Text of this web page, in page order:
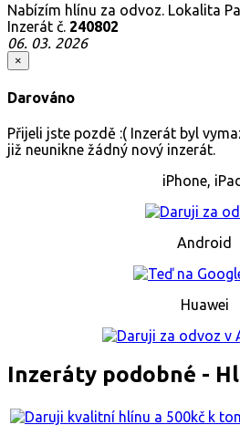
Nabízím hlínu za odvoz. Lokalita
Inzerát č. 240802
06. 03. 2026
×
Darováno
Přijeli jste pozdě :( Inzerát byl
již neunikne žádný nový inzerát.
iPhone,
Android
Huawei
Inzeráty podobné -